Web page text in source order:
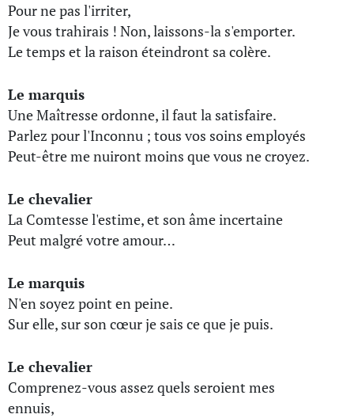
Pour ne pas l'irriter,
Je vous trahirais ! Non, laissons-la s'emporter.
Le temps et la raison éteindront sa colère.
Le marquis
Une Maîtresse ordonne, il faut la satisfaire.
Parlez pour l'Inconnu ; tous vos soins employés
Peut-être me nuiront moins que vous ne croyez.
Le chevalier
La Comtesse l'estime, et son âme incertaine
Peut malgré votre amour…
Le marquis
N'en soyez point en peine.
Sur elle, sur son cœur je sais ce que je puis.
Le chevalier
Comprenez-vous assez quels seroient mes
ennuis,